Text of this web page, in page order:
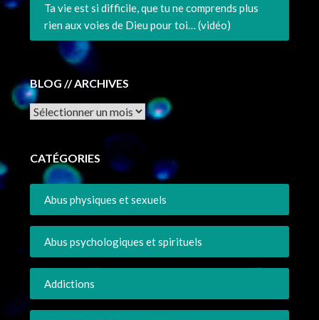
Ta vie est si difficile, que tu ne comprends plus
rien aux voies de Dieu pour toi… (vidéo)
BLOG // ARCHIVES
Archives
CATÉGORIES
Abus physiques et sexuels
Abus psychologiques et spirituels
Addictions